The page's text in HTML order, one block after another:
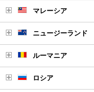
マレーシア
ニュージーランド
ルーマニア
ロシア